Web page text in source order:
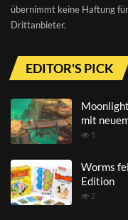
übernimmt keine Haftung
Drittanbieter.
EDITOR'S PICK
mit
5
Worms
Edition
2